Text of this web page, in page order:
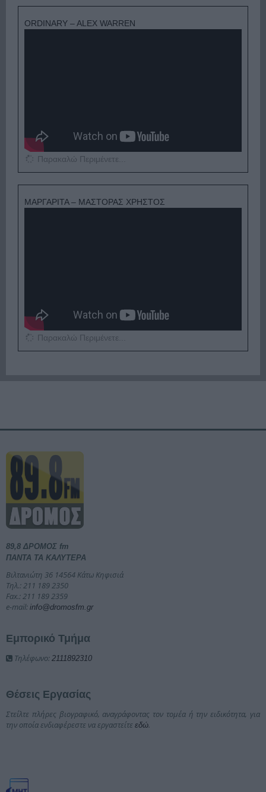
ORDINARY – ALEX WARREN
Παρακαλώ Περιμένετε...
ΜΑΡΓΑΡΙΤΑ – ΜΑΣΤΟΡΑΣ ΧΡΗΣΤΟΣ
Παρακαλώ Περιμένετε...
89,8 ΔΡΟΜΟΣ fm
ΠΑΝΤΑ ΤΑ ΚΑΛΥΤΕΡΑ
Βιλτανιώτη 36 14564 Κάτω Κηφισιά
Τηλ.: 211 189 2350
Fax.: 211 189 2359
e-mail: info@dromosfm.gr
Εμπορικό Τμήμα
Τηλέφωνο: 2111892310
Θέσεις Εργασίας
Στείλτε πλήρες βιογραφικό, αναγράφοντας τον τομέα ή την ειδικότητα, για
την οποία ενδιαφέρεστε να εργαστείτε εδώ.